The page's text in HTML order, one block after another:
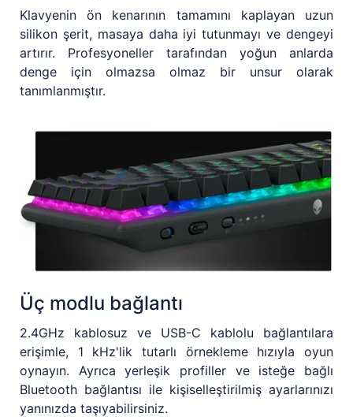
Klavyenin ön kenarının tamamını kaplayan uzun
silikon şerit, masaya daha iyi tutunmayı ve dengeyi
artırır. Profesyoneller tarafından yoğun anlarda
denge için olmazsa olmaz bir unsur olarak
tanımlanmıştır.
Üç modlu bağlantı
2.4GHz kablosuz ve USB-C kablolu bağlantılara
erişimle, 1 kHz'lik tutarlı örnekleme hızıyla oyun
oynayın. Ayrıca yerleşik profiller ve isteğe bağlı
Bluetooth bağlantısı ile kişiselleştirilmiş ayarlarınızı
yanınızda taşıyabilirsiniz.